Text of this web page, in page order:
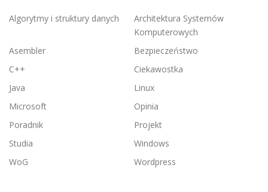
Algorytmy i struktury danych
Architektura Systemów
Komputerowych
Asembler
Bezpieczeństwo
C++
Ciekawostka
Java
Linux
Microsoft
Opinia
Poradnik
Projekt
Studia
Windows
WoG
Wordpress